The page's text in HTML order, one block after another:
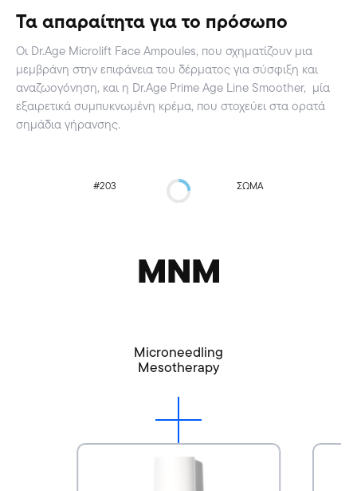
Τα απαραίτητα για το πρόσωπο
Οι Dr.Age Microlift Face Ampoules, που σχηματίζουν μια
μεμβράνη στην επιφάνεια του δέρματος για σύσφιξη και
αναζωογόνηση, και η Dr.Age Prime Age Line Smoother, μία
εξαιρετικά συμπυκνωμένη κρέμα, που στοχεύει στα ορατά
σημάδια γήρανσης.
#203 ΣΏΜΑ
MNM
Microneedling
Mesotherapy
Dr.Age Microlift Face Ampoules